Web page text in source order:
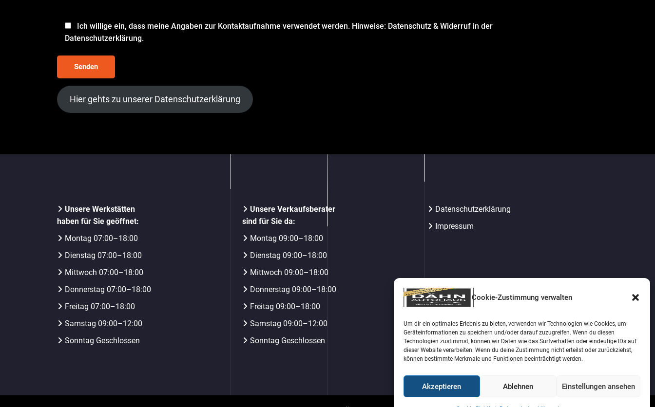
Cookie-Zustimmung verwalten
Um dir ein optimales Erlebnis zu bieten, verwenden wir Technologien wie Cookies, um
Geräteinformationen zu speichern und/oder darauf zuzugreifen. Wenn du diesen
Technologien zustimmst, können wir Daten wie das Surfverhalten oder eindeutige IDs auf
dieser Website verarbeiten. Wenn du deine Zustimmung nicht erteilst oder zurückziehst,
können bestimmte Merkmale und Funktionen beeinträchtigt werden.
Akzeptieren Ablehnen Einstellungen ansehen
Ich willige ein, dass meine Angaben zur Kontaktaufnahme verwendet werden. Hinweise: Datenschutz & Widerruf in der
Datenschutzerklärung.
Hier gehts zu unserer Datenschutzerklärung
Unsere Werkstätten
haben für Sie geöffnet:
Montag 07:00–18:00
Dienstag 07:00–18:00
Mittwoch 07:00–18:00
Donnerstag 07:00–18:00
Freitag 07:00–18:00
Samstag 09:00–12:00
Sonntag Geschlossen
Unsere Verkaufsberater
sind für Sie da:
Montag 09:00–18:00
Dienstag 09:00–18:00
Mittwoch 09:00–18:00
Donnerstag 09:00–18:00
Freitag 09:00–18:00
Samstag 09:00–12:00
Sonntag Geschlossen
Datenschutzerklärung
Impressum